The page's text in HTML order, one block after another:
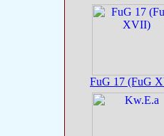
FuG 17 (FuG